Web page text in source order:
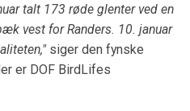
talt 173 røde glenter ved en
vest for Randers. 10. januar
siger den fynske
er DOF BirdLifes